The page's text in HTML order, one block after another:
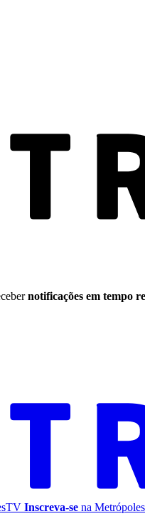
notificações em tempo
Inscreva-se na